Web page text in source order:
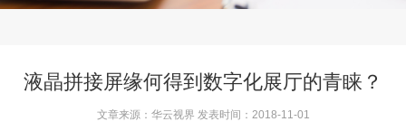
液晶拼接屏缘何得到数字化展厅的青睐？
文章来源：华云视界 发表时间：2018-11-01